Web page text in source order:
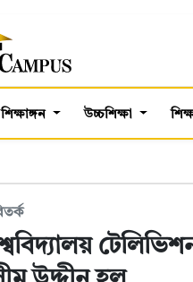
শিক্ষাঙ্গন উচ্চশিক্ষা